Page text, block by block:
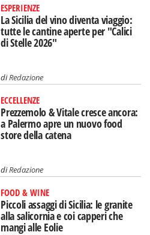
ESPERIENZE
La Sicilia del vino diventa viaggio:
tutte le cantine aperte per "Calici
di Stelle 2026"
diRedazione
ECCELLENZE
Prezzemolo & Vitale cresce ancora:
a Palermo apre un nuovo food
store della catena
diRedazione
FOOD & WINE
Piccoli assaggi di Sicilia: le granite
alla salicornia e coi capperi che
mangi alle Eolie